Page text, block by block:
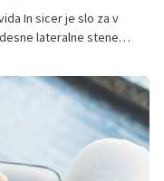
urologa. Zanima
če mi to
v Sloveniji, vem da se
v življenju nisem
nobenega vnetja.
na spolno
je bila b. p.
to diagnoza, ki me bo
In sicer je slo za v
lateralne stene